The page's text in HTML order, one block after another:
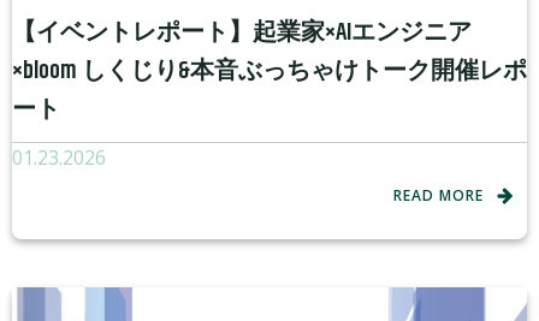
【イベントレポート】起業家×AIエンジニア
×bloom しくじり&本音ぶっちゃけトーク開催レポ
ート
01.23.2026
READ MORE